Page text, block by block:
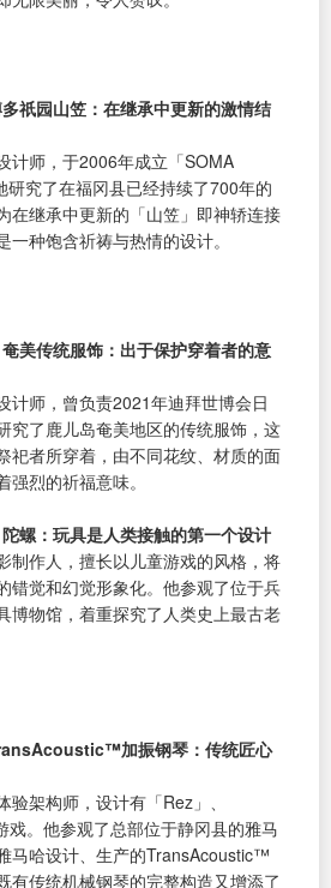
祇园山笠：在继承中更新的激情结
计师，于2006年成立「SOMA
研究了在福冈县已经持续了700年的
在继承中更新的「山笠」即神轿连接
种饱含祈祷与热情的设计。
美传统服饰：出于保护穿着者的意
计师，曾负责2021年迪拜世博会日
究了鹿儿岛奄美地区的传统服饰，这
祀者所穿着，由不同花纹、材质的面
烈的祈福意味。
螺：玩具是人类接触的第一个设计
制作人，擅长以儿童游戏的风格，将
错觉和幻觉形象化。他参观了位于兵
博物馆，着重探究了人类史上最古老
加振钢琴：传统匠心
架构师，设计有「Rez」、
戏。他参观了总部位于静冈县的雅马
马哈设计、生产的TransAcoustic™
有传统机械钢琴的完整构造又增添了